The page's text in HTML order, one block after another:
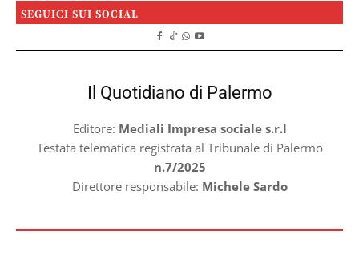
SEGUICI SUI SOCIAL
Il Quotidiano di Palermo
Editore: Mediali Impresa sociale s.r.l
Testata telematica registrata al Tribunale di Palermo
n.7/2025
Direttore responsabile: Michele Sardo